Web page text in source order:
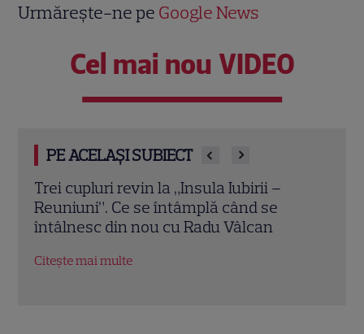
Urmărește-ne pe Google News
Cel mai nou VIDEO
PE ACELAȘI SUBIECT
Cheloo, declarație neașteptată înainte
de Asia Express: „Cred că e singura
chestie la care m-am gândit”
Citește mai multe